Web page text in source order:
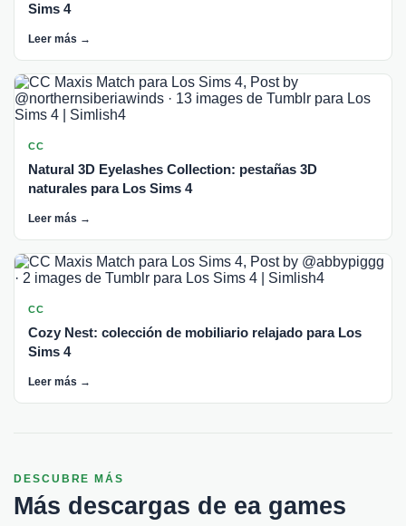
Sims 4
Leer más →
CC
Natural 3D Eyelashes Collection: pestañas 3D
naturales para Los Sims 4
Leer más →
CC
Cozy Nest: colección de mobiliario relajado para Los
Sims 4
Leer más →
DESCUBRE MÁS
Más descargas de ea games